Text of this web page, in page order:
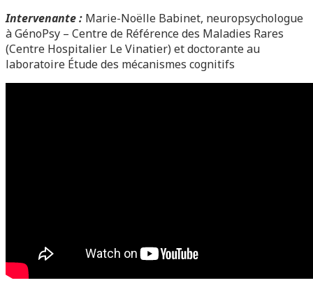
Intervenante : Marie-Noëlle Babinet, neuropsychologue
à GénoPsy – Centre de Référence des Maladies Rares
(Centre Hospitalier Le Vinatier) et doctorante au
laboratoire Étude des mécanismes cognitifs